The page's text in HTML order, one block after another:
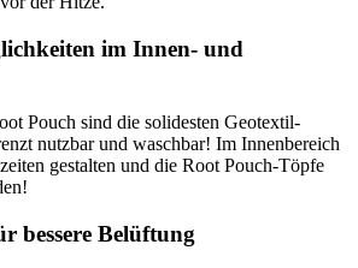
im Innen- und
Pouch sind die solidesten Geotextil-
nutzbar und waschbar! Im Innenbereich
gestalten und die Root Pouch-Töpfe
bessere Belüftung